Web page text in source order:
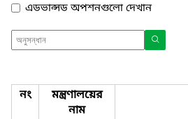
এডভান্সড অপশনগুলো দেখান
নং
মন্ত্রণালয়ের
নাম